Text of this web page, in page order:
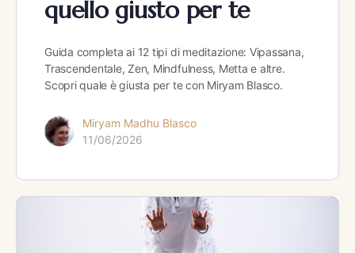
quello giusto per te
Guida completa ai 12 tipi di meditazione: Vipassana,
Trascendentale, Zen, Mindfulness, Metta e altre.
Scopri quale è giusta per te con Miryam Blasco.
Miryam Madhu Blasco
11/06/2026